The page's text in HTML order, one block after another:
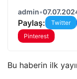
admin•
Paylaş: Twitter
Pinterest
Bu haberin ilk